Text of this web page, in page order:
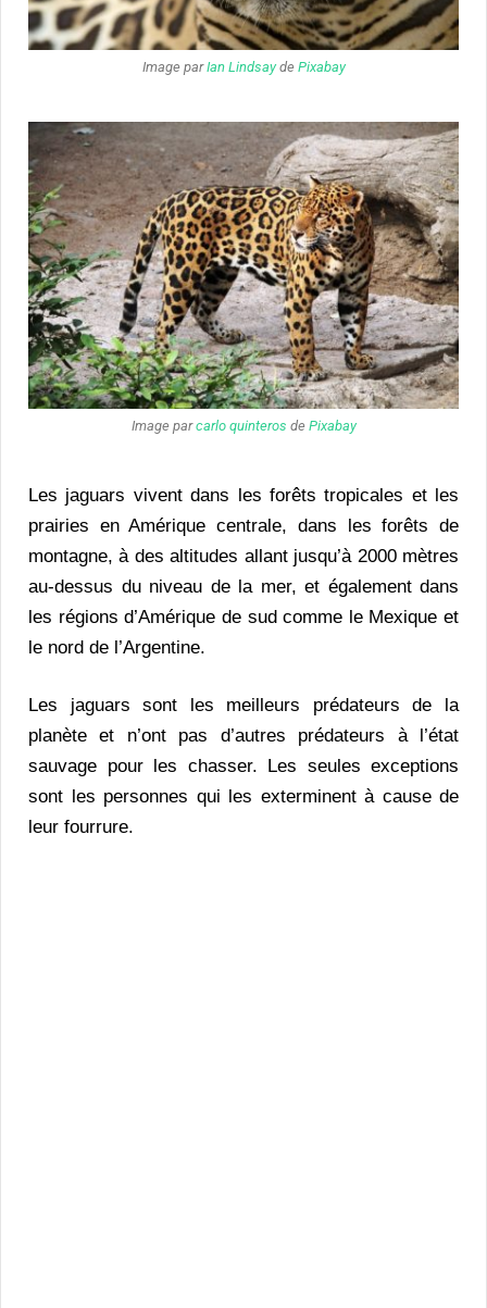
Image parIan Lindsayde Pixabay
Image parcarlo quinteros de Pixabay
Les jaguars vivent dans les forêts tropicales et les
prairies en Amérique centrale, dans les forêts de
montagne, à des altitudes allant jusqu’à 2000 mètres
au-dessus du niveau de la mer, et également dans
les régions d’Amérique de sud comme le Mexique et
le nord de l’Argentine.
Les jaguars sont les meilleurs prédateurs de la
planète et n’ont pas d’autres prédateurs à l’état
sauvage pour les chasser. Les seules exceptions
sont les personnes qui les exterminent à cause de
leur fourrure.